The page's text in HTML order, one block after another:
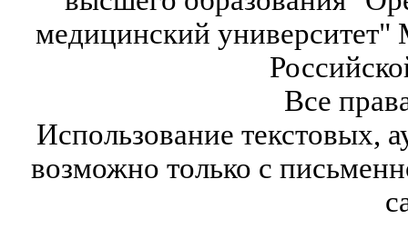
медицинский университет"
Все
Использование текстовых,
возможно только с